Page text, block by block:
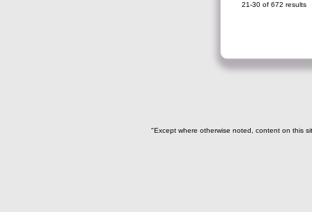
21-30 of 672 results
"Except where otherwise noted, content on this